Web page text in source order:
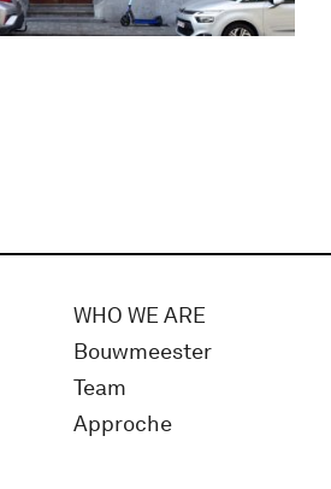
WHO WE ARE
Bouwmeester
Team
Approche